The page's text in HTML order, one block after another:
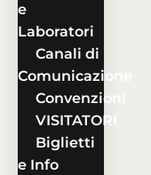
e
Laboratori
Canali di
Comunicazione
Convenzioni
VISITATORI
Biglietti
e Info